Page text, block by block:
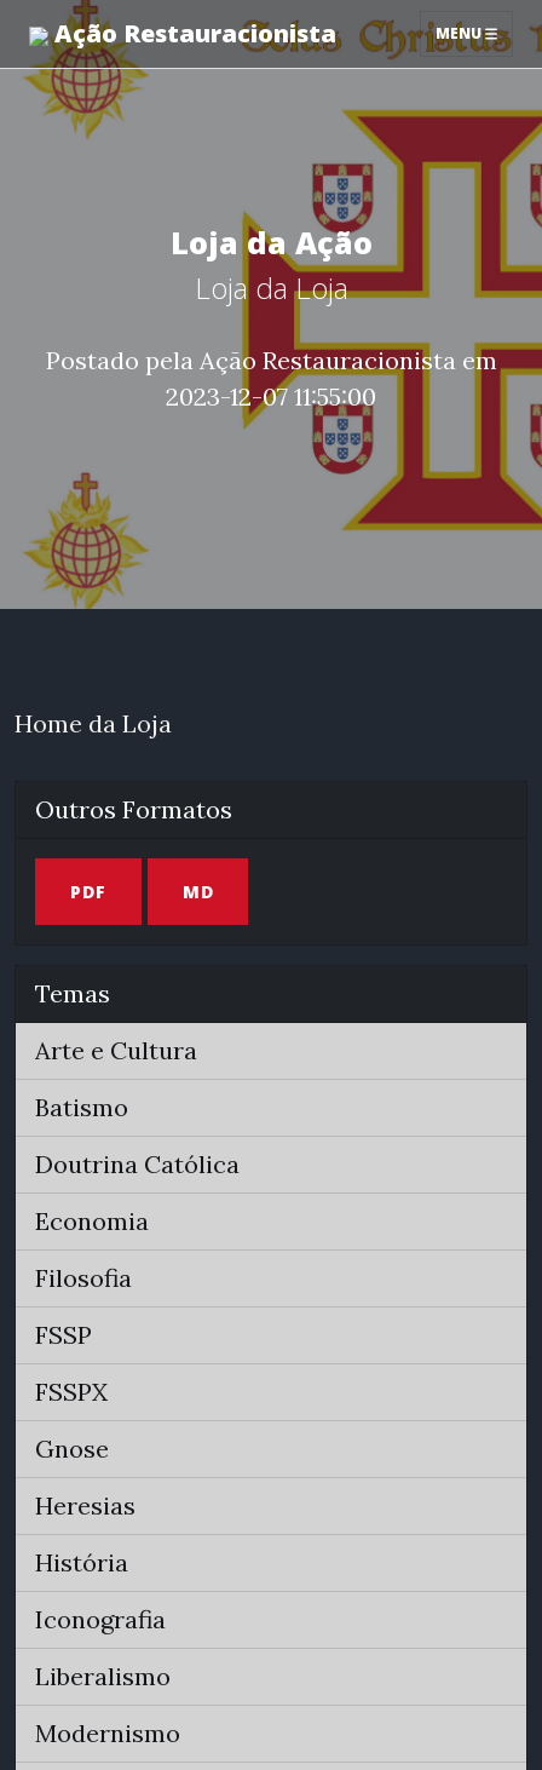
Ação Restauracionista MENU
Loja da Ação
Loja da Loja
Postado pela Ação Restauracionista em
2023-12-07 11:55:00
Home da Loja
Outros Formatos
PDF MD
Temas
Arte e Cultura
Batismo
Doutrina Católica
Economia
Filosofia
FSSP
FSSPX
Gnose
Heresias
História
Iconografia
Liberalismo
Modernismo